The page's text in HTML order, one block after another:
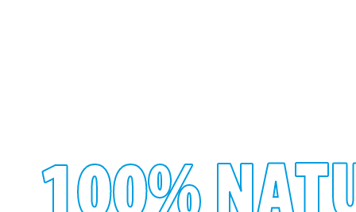
100%